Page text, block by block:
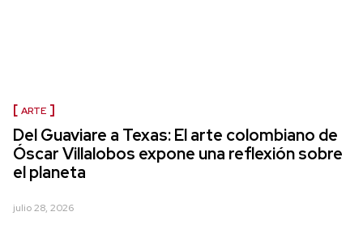
ARTE
Del Guaviare a Texas: El arte colombiano de
Óscar Villalobos expone una reflexión sobre
el planeta
julio 28, 2026